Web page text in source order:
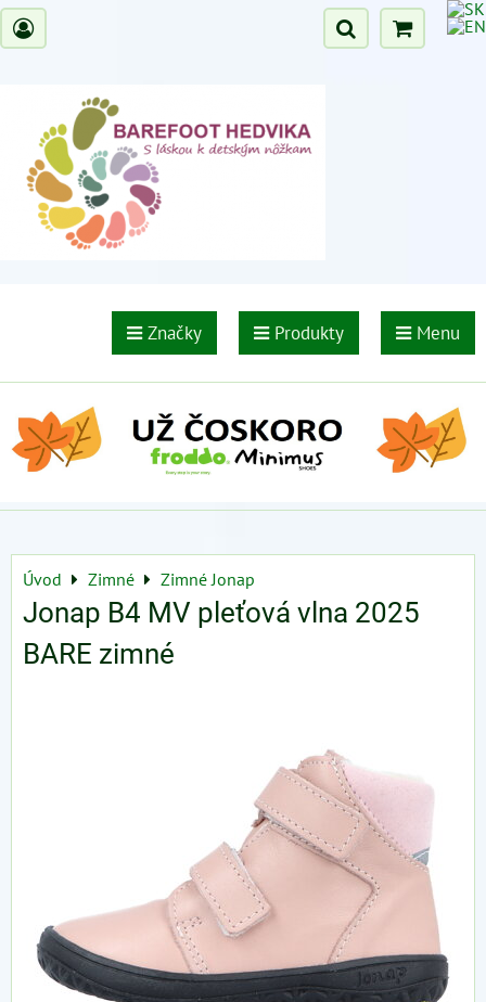
Značky Produkty Menu
Úvod Zimné Zimné Jonap
Jonap B4 MV pleťová vlna 2025
BARE zimné